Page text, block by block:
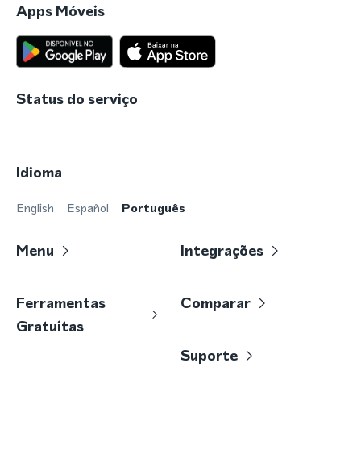
Apps Móveis
Status do serviço
Idioma
English Español Português
Menu Integrações
Ferramentas
Gratuitas
Comparar
Suporte